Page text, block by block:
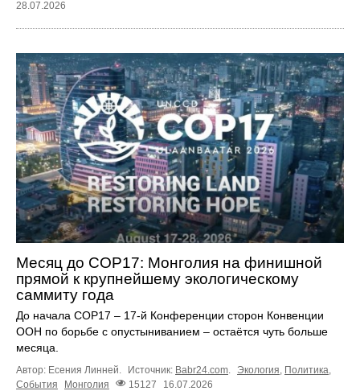
28.07.2026
Месяц до COP17: Монголия на финишной
прямой к крупнейшему экологическому
саммиту года
До начала COP17 – 17-й Конференции сторон Конвенции
ООН по борьбе с опустыниванием – остаётся чуть больше
месяца.
Автор: Есения Линней. Источник: Babr24.com. Экология, Политика,
События
Монголия 15127 16.07.2026